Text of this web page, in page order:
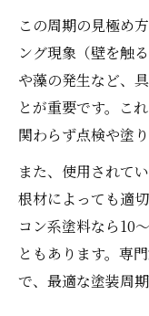
劣化サインか
外壁屋根
方
チョーキ
期
ひび割れ
外壁屋根
断
見逃さな
補助金や助成
この周期の見極め
ング現象（壁を触
や藻の発生など、
とが重要です。こ
関わらず点検や塗
また、使用されて
根材によっても適
コン系塗料なら10
ともあります。専
で、最適な塗装周